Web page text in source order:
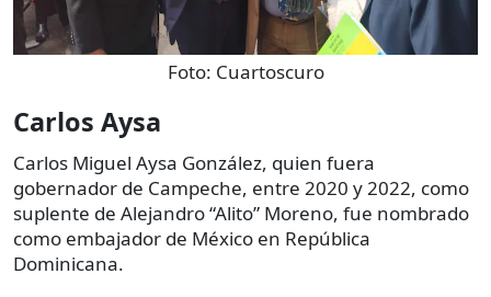
Foto: Cuartoscuro
Carlos Aysa
Carlos Miguel Aysa González, quien fuera
gobernador de Campeche, entre 2020 y 2022, como
suplente de Alejandro “Alito” Moreno, fue nombrado
como embajador de México en República
Dominicana.